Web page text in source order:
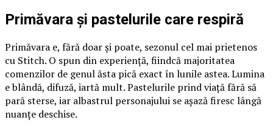
Primăvara și pastelurile care respiră
Primăvara e, fără doar și poate, sezonul cel mai prietenos
cu Stitch. O spun din experiență, fiindcă majoritatea
comenzilor de genul ăsta pică exact în lunile astea. Lumina
e blândă, difuză, iartă mult. Pastelurile prind viață fără să
pară sterse, iar albastrul personajului se așază firesc lângă
nuanțe deschise.